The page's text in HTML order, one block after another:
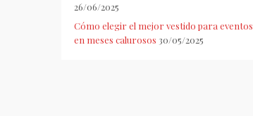
26/06/2025
Cómo elegir el mejor vestido para eventos
en meses calurosos 30/05/2025